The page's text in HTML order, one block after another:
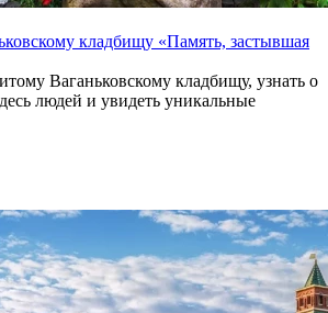
кладбищу «Память, застывшая
Ваганьковскому кладбищу, узнать о
людей и увидеть уникальные